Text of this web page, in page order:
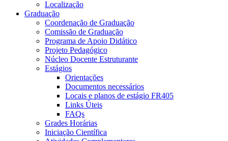
Localização
Graduação
Coordenação de Graduação
Comissão de Graduação
Programa de Apoio Didático
Projeto Pedagógico
Núcleo Docente Estruturante
Estágios
Orientações
Documentos necessários
Locais e planos de estágio FR405
Links Úteis
FAQs
Grades Horárias
Iniciação Científica